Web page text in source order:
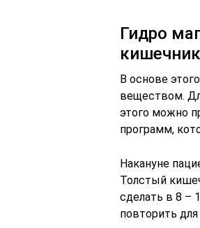
Гидро
В основе
веществом.
этого можно
программ,
Накануне
Толстый
сделать в 8 –
повторить